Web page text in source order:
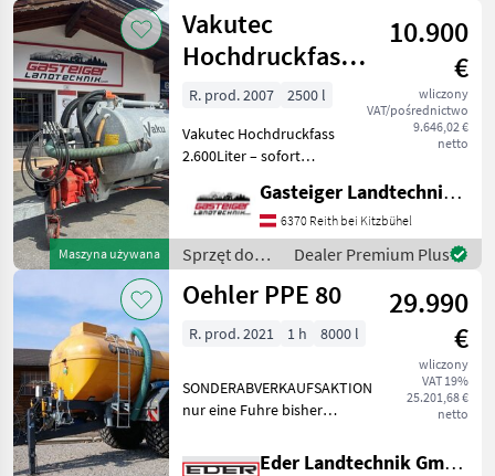
Maszyna używana
Vakutec
Hochdruckfass
2600 Liter
10.900
€
wliczony
VAT/pośrednictwo
9.646,02 €
netto
R. prod. 2007
2500 l
Vakutec Hochdruckfass
2.600Liter – sofort
steht ein Vakutec
Hochdruckfass mit 2.500
Litern Fassungsvermögen,
Baujahr 2007 Das Fass wu
Gasteiger Landtechnik GmbH
6370 Reith bei Kitzbühel
Sprzęt do
nawożenia i
nawadniania
Dealer Premium Plus
Oehler PPE 80
29.990
€
wliczony
VAT 19%
25.201,68 €
netto
R. prod. 2021 1 h 8000 l
SONDERABVERKAUFSAKTION
nur eine Fuhre bisher
Exzenterschneckenpumpe
Eder Landtechnik GmbH